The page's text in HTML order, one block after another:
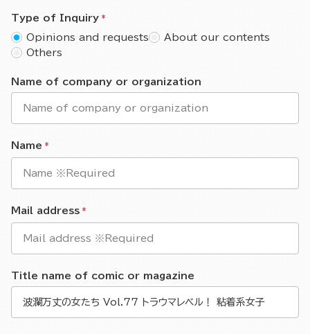
Type of Inquiry
Opinions and requests
About our contents
Others
Name of company or organization
Name
Mail address
Title name of comic or magazine